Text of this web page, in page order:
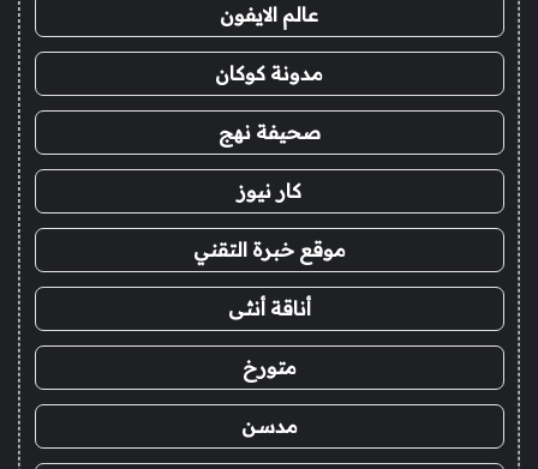
عالم الايفون
مدونة كوكان
صحيفة نهج
كار نيوز
موقع خبرة التقني
أناقة أنثى
متورخ
مدسن